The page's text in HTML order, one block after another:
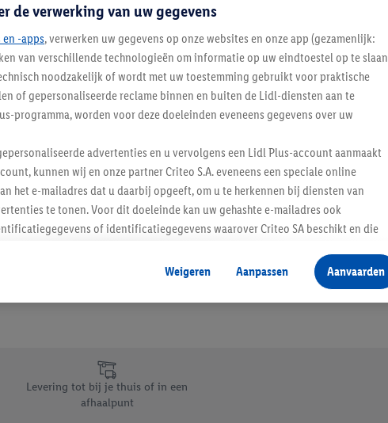
Blijf op de hoogte
Schrijf je in op de newsletter
Levering tot bij je thuis of in een
afhaalpunt
de verwerking van uw gegevens
-apps, verwerken uw gegevens op onze websites en onze app (gezamenlijk:
van verschillende technologieën om informatie op uw eindtoestel op te slaan
noodzakelijk of wordt met uw toestemming gebruikt voor praktische
of gepersonaliseerde reclame binnen en buiten de Lidl-diensten aan te
programma, worden voor deze doeleinden eveneens gegevens over uw
advertenties en u vervolgens een Lidl Plus-account aanmaakt
kunnen wij en onze partner Criteo S.A. eveneens een speciale online
het e-mailadres dat u daarbij opgeeft, om u te herkennen bij diensten van
te tonen. Voor dit doeleinde kan uw gehashte e-mailadres ook
of identificatiegegevens waarover Criteo SA beschikt en die
in het kader van retargeting, d.w.z. advertenties voor producten waarin
door het product in de webshop aan uw winkelmandje toe te voegen, maar het
en verschillende Lidl-diensten worden weergegeven als er met behulp
toestaan en meer informatie vinden over de gegevensverwerking.
het gebruik van de noodzakelijke technologieën toestaan. Door op
alle verwerkingen voor alle bovengenoemde doeleinden. Meer informatie,
Weigeren Aanpassen Aanvaarden